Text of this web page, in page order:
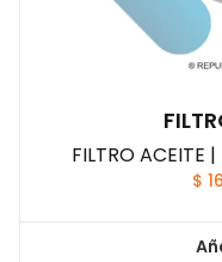
FILTRO ACEITE
$